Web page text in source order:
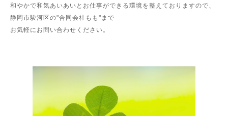
和やかで和気あいあいとお仕事ができる環境を整えておりますので、
静岡市駿河区の"合同会社もも"まで
お気軽にお問い合わせください。